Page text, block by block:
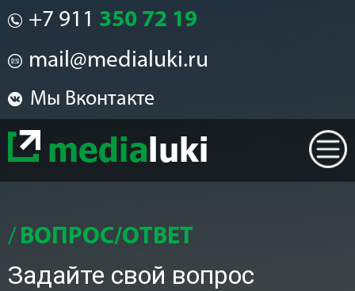
+7 911 350 72 19
mail@medialuki.ru
Мы Вконтакте
ВОПРОС/ОТВЕТ
Задайте свой вопрос